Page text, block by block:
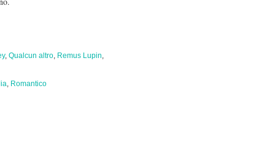
, Qualcun altro, Remus Lupin,
, Romantico